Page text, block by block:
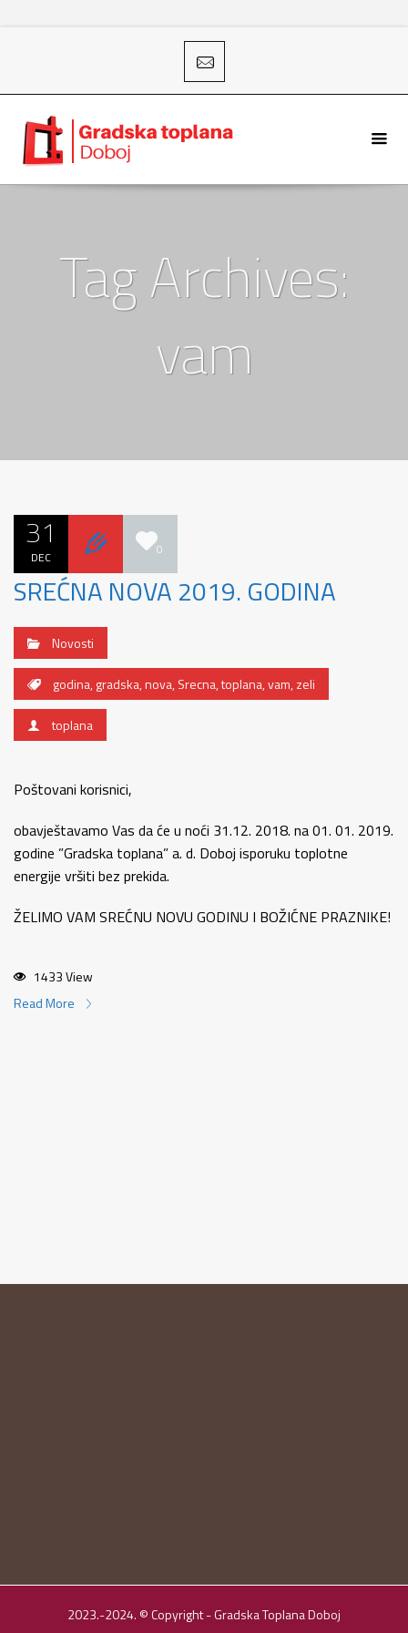
Tag Archives:
vam
31
DEC 0
SREĆNA NOVA 2019. GODINA
Novosti
godina,gradska,nova,Srecna,toplana,vam,zeli
toplana
Poštovani korisnici,
obavještavamo Vas da će u noći 31.12. 2018. na 01. 01. 2019.
godine ”Gradska toplana” a. d. Doboj isporuku toplotne
energije vršiti bez prekida.
ŽELIMO VAM SREĆNU NOVU GODINU I BOŽIĆNE PRAZNIKE!
1433 View
Read More
2023.-2024. © Copyright - Gradska Toplana Doboj